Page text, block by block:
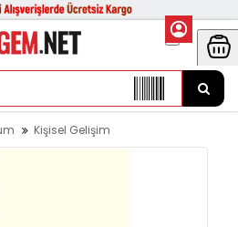
Kişisel Gelişim